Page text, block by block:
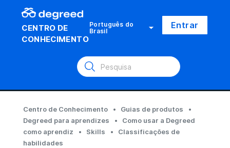
CENTRO DE
CONHECIMENTO
Português do
Brasil Entrar
Centro de Conhecimento
Guias de produtos
Degreed para aprendizes
Como usar a Degreed
como aprendiz
Skills
Classificações de
habilidades